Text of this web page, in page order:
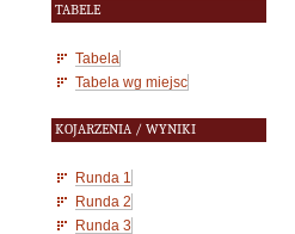
TABELE
Tabela
Tabela wg miejsc
KOJARZENIA / WYNIKI
Runda 1
Runda 2
Runda 3